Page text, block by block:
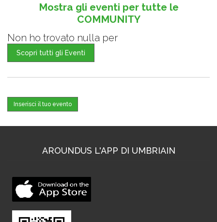
Mostra gli eventi per tutte le
COMMUNITY
Non ho trovato nulla per
Scopri tutti gli Eventi
Inserisci il tuo evento
AROUNDUS L'APP DI UMBRIAIN